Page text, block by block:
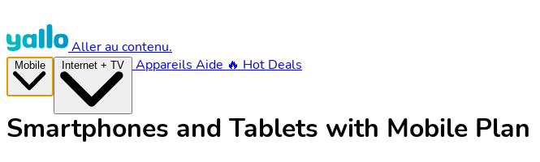
Aller au contenu.
Appareils Aide 🔥 Hot Deals
Smartphones and Tablets with Mobile Plan